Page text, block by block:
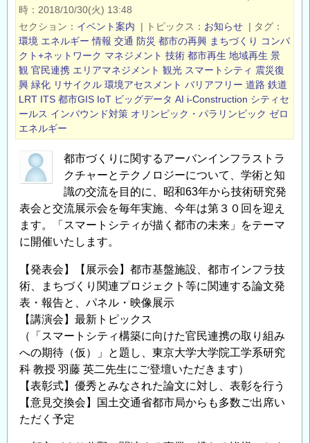
に
つ
い
て
の
技
術
研
究
表
と
講
演
会」
の
ご
案
内
＜
CPD
単
位
時
2018/10/30(火) 13:48
セクション
イベント案内 | トピックス お知らせ | タグ
環境 エネルギー 情報 交通 防災 都市の再興 まちづくり コンパ
クト+ネットワーク マネジメント 技術 都市再生 地域再生 景
観 官民連携 エリアマネジメント 観光 スマートシティ 震災復
興 緑化 リサイクル 環境アセスメント バリアフリー 道路 鉄道
LRT ITS 都市GIS IoT ビッグデータ AI i-Construction シティセ
ールス インバウンド対策 オリンピック・パラリンピック ゼロ
エネルギー
都市づくりに関するアーバンインフラストラ
クチャーとテクノロジーについて、学術と知
識の交流を目的に、昭和63年から技術研究発
表会と交流展示会を毎年実施、今年は第３０回を迎え
ます。「スマートシティが描く都市の未来」をテーマ
に開催いたします。
【発表会】【展示会】都市基盤施設、都市インフラ技
術、まちづくり関連プロジェクト等に関連する論文発
表・報告と、パネル・映像展示
【講演会】最新トピックス
（「スマートシティ構築に向けた官民連携の取り組み
への期待（仮）」と題し、東京大学大学院工学系研究
科 教授 羽藤 英二先生にご登壇いただきます）
【表彰式】優秀とみなされた論文に対し、表彰を行う
【意見交換会】国土交通省都市局からも多数ご出席い
ただく予定